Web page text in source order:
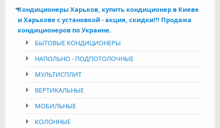
Кондиционеры Харьков, купить кондиционер в Киеве
и Харькове с установкой - акция, скидки!!! Продажа
кондиционеров по Украине.
БЫТОВЫЕ КОНДИЦИОНЕРЫ
НАПОЛЬНО - ПОДПОТОЛОЧНЫЕ
МУЛЬТИСПЛИТ
ВЕРТИКАЛЬНЫЕ
МОБИЛЬНЫЕ
КОЛОННЫЕ